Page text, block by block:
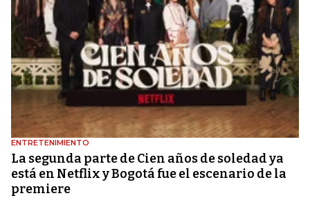
ENTRETENIMIENTO
La segunda parte de Cien años de soledad ya
está en Netflix y Bogotá fue el escenario de la
premiere